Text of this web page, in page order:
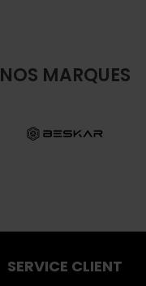
NOS MARQUES
SERVICE CLIENT